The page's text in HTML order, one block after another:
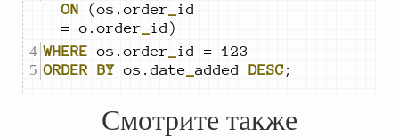
ON (os.order
id
= o.order
id)
WHERE os.order
ORDER BY os.date added DESC ;
Смотрите также